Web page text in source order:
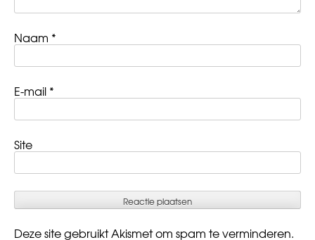
Naam *
E-mail *
Site
Deze site gebruikt Akismet om spam te verminderen.